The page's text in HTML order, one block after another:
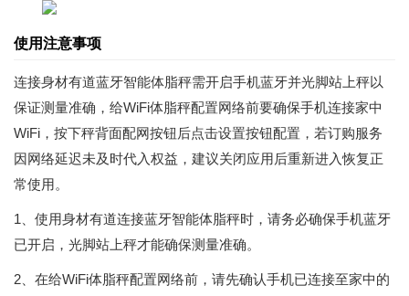
使用注意事项
连接身材有道蓝牙智能体脂秤需开启手机蓝牙并光脚站上秤以
保证测量准确，给WiFi体脂秤配置网络前要确保手机连接家中
WiFi，按下秤背面配网按钮后点击设置按钮配置，若订购服务
因网络延迟未及时代入权益，建议关闭应用后重新进入恢复正
常使用。
1、使用身材有道连接蓝牙智能体脂秤时，请务必确保手机蓝牙
已开启，光脚站上秤才能确保测量准确。
2、在给WiFi体脂秤配置网络前，请先确认手机已连接至家中的